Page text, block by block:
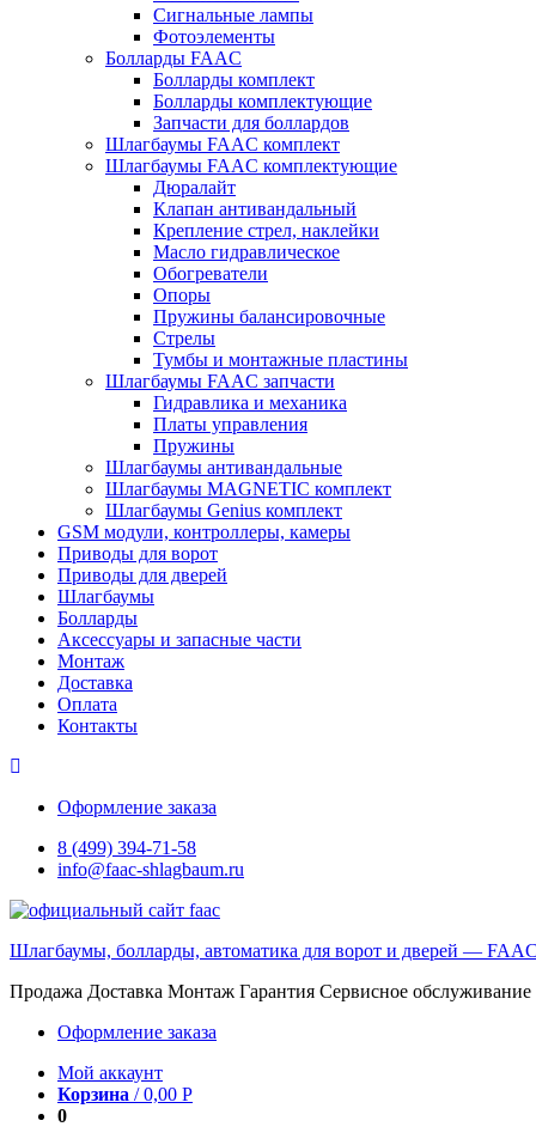
Сигнальные лампы
Фотоэлементы
Болларды FAAC
Болларды комплект
Болларды комплектующие
Запчасти для боллардов
Шлагбаумы FAAC комплект
Шлагбаумы FAAC комплектующие
Дюралайт
Клапан антивандальный
Крепление стрел, наклейки
Масло гидравлическое
Обогреватели
Опоры
Пружины балансировочные
Стрелы
Тумбы и монтажные пластины
Шлагбаумы FAAC запчасти
Гидравлика и механика
Платы управления
Пружины
Шлагбаумы антивандальные
Шлагбаумы MAGNETIC комплект
Шлагбаумы Genius комплект
GSM модули, контроллеры, камеры
Приводы для ворот
Приводы для дверей
Шлагбаумы
Болларды
Аксессуары и запасные части
Монтаж
Доставка
Оплата
Контакты
Оформление заказа
8 (499) 394-71-58
info@faac-shlagbaum.ru
Шлагбаумы, болларды, автоматика для ворот и дверей — FAAC
Продажа Доставка Монтаж Гарантия Сервисное обслуживание
Оформление заказа
Мой аккаунт
Корзина /0,00 Р
0